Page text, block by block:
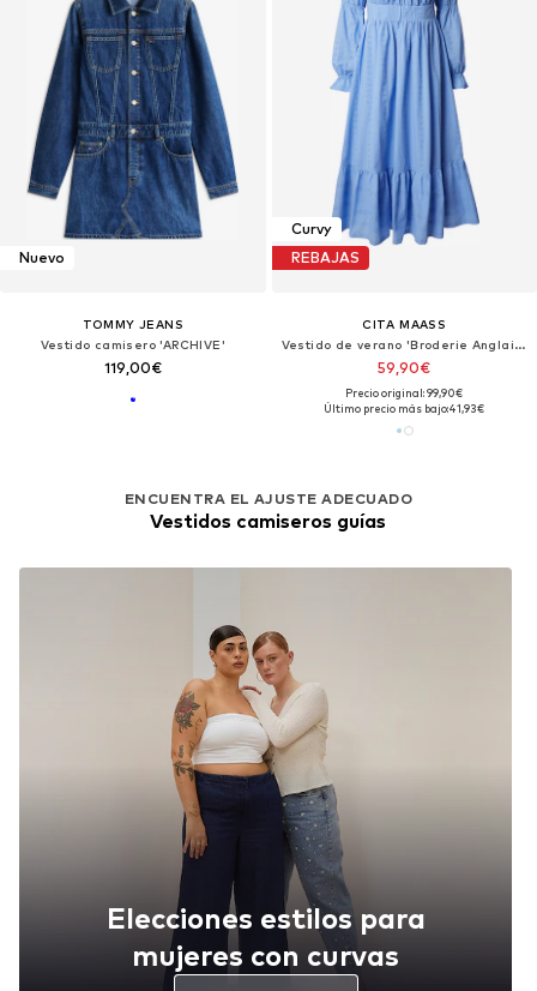
Nuevo
TOMMY JEANS
Vestido camisero 'ARCHIVE'
119,00€
Curvy
REBAJAS
CITA MAASS
Vestido de verano 'Broderie Anglaise'
59,90€
Precio original: 99,90€
Último precio más bajo:41,93€
ENCUENTRA EL AJUSTE ADECUADO
Vestidos camiseros guías
Elecciones estilos para
mujeres con curvas